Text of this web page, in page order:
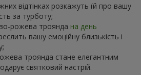
відтінках розкажуть їй про вашу
за турботу;
рожева троянда на день
вашу емоційну близькість і
троянда стане елегантним
святковий настрій.